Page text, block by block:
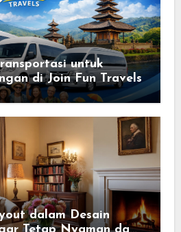
untuk
di Join Fun Travels
dalam Desain
Tetap Nyaman dan